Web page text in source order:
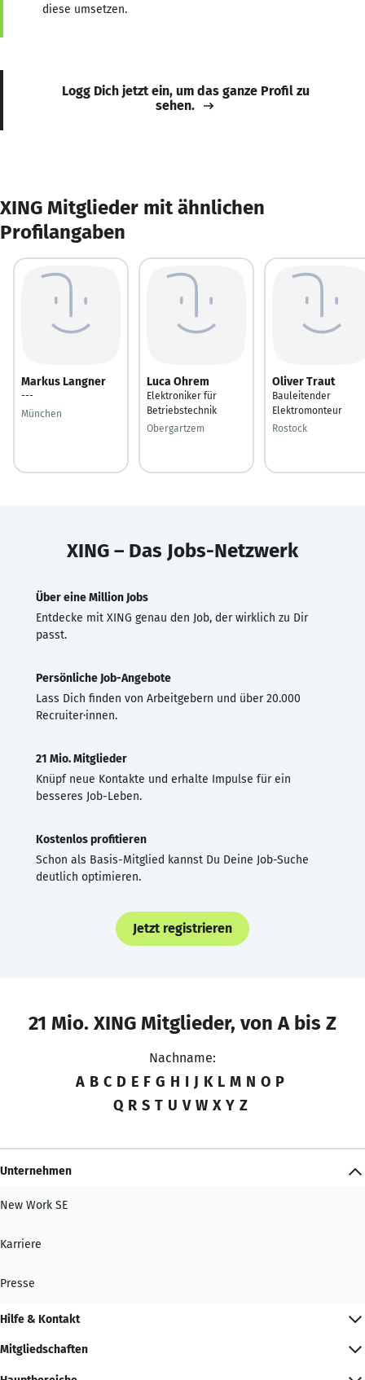
diese umsetzen.
Logg Dich jetzt ein, um das ganze Profil zu
sehen.
XING Mitglieder mit ähnlichen
Profilangaben
Markus Langner
---
München
Luca Ohrem
Elektroniker für
Betriebstechnik
Obergartzem
Oliver Traut
Bauleitender
Elektromonteur
Rostock
XING – Das Jobs-Netzwerk
Über eine Million Jobs
Entdecke mit XING genau den Job, der wirklich zu Dir
passt.
Persönliche Job-Angebote
Lass Dich finden von Arbeitgebern und über 20.000
Recruiter·innen.
21 Mio. Mitglieder
Knüpf neue Kontakte und erhalte Impulse für ein
besseres Job-Leben.
Kostenlos profitieren
Schon als Basis-Mitglied kannst Du Deine Job-Suche
deutlich optimieren.
Jetzt registrieren
21 Mio. XING Mitglieder, von A bis Z
Nachname:
A B C D E F G H I J K L M N O P
Q R S T U V W X Y Z
Unternehmen
New Work SE
Karriere
Presse
Hilfe & Kontakt
Mitgliedschaften